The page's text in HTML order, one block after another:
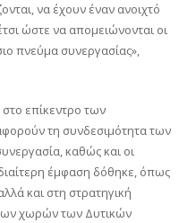
να έχουν έναν ανοιχτό
ώστε να απομειώνονται οι
πνεύμα συνεργασίας»,
επίκεντρο των
τη συνδεσιμότητα των
καθώς και οι
έμφαση δόθηκε, όπως
και στη στρατηγική
χωρών των Δυτικών